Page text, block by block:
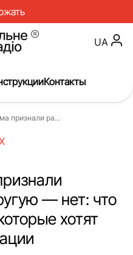
Новости
Инструкции
Интервью
Репортаж
Проекты
UA
Контакты
признали ра...
— нет: что
хотят